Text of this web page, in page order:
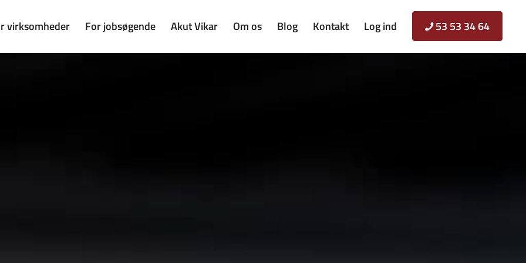
virksomheder For jobsøgende Akut Vikar Om os Blog Kontakt Log ind 53 53 34 64